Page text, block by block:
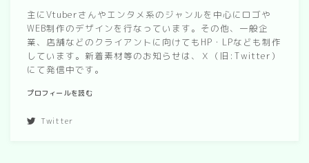
Nature
forest
sea
sky
主にVtuberさんやエンタメ系のジャンルを中心にロゴや
WEB制作のデザインを行なっています。その他、一般企
業、店舗などのクライアントに向けてもHP・LPなども制作
しています。新着素材等のお知らせは、Ｘ（旧:Twitter）
にて発信中です。
プロフィールを読む
Twitter